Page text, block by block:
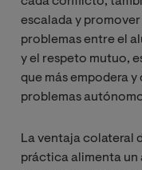
escalada y
problemas entre el
y el respeto mutuo,
que más empodera
problemas
La ventaja colateral
práctica alimenta un